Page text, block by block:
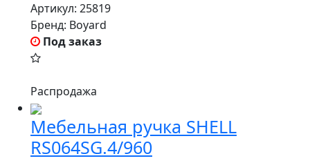
Артикул: 25819
Бренд: Boyard
Под заказ
Распродажа
Мебельная ручка SHELL
RS064SG.4/960